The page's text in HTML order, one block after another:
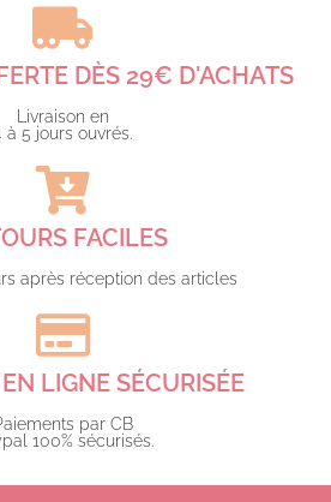
DÈS 29€ D'ACHATS​
Livraison en
à 5 jours ouvrés.​
FACILES
après réception des articles
LIGNE SÉCURISÉE
par CB
100% sécurisés.​